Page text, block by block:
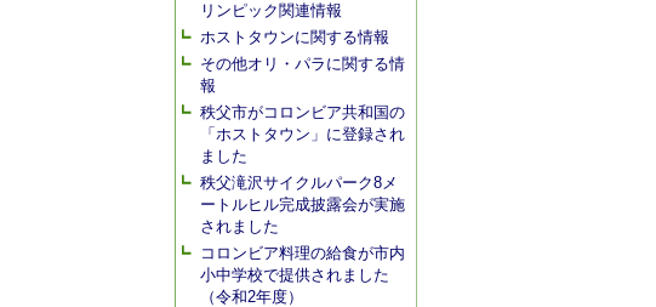
リンピック関連情報
ホストタウンに関する情報
その他オリ・パラに関する情
報
秩父市がコロンビア共和国の
「ホストタウン」に登録され
ました
秩父滝沢サイクルパーク8メ
ートルヒル完成披露会が実施
されました
コロンビア料理の給食が市内
小中学校で提供されました
（令和2年度）